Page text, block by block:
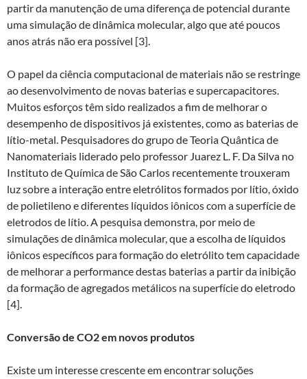
partir da manutenção de uma diferença de potencial durante
uma simulação de dinâmica molecular, algo que até poucos
anos atrás não era possível [3].
O papel da ciência computacional de materiais não se restringe
ao desenvolvimento de novas baterias e supercapacitores.
Muitos esforços têm sido realizados a fim de melhorar o
desempenho de dispositivos já existentes, como as baterias de
lítio-metal. Pesquisadores do grupo de Teoria Quântica de
Nanomateriais liderado pelo professor Juarez L. F. Da Silva no
Instituto de Química de São Carlos recentemente trouxeram
luz sobre a interação entre eletrólitos formados por lítio, óxido
de polietileno e diferentes líquidos iônicos com a superfície de
eletrodos de lítio. A pesquisa demonstra, por meio de
simulações de dinâmica molecular, que a escolha de líquidos
iônicos específicos para formação do eletrólito tem capacidade
de melhorar a performance destas baterias a partir da inibição
da formação de agregados metálicos na superfície do eletrodo
[4].
Conversão de CO2 em novos produtos
Existe um interesse crescente em encontrar soluções